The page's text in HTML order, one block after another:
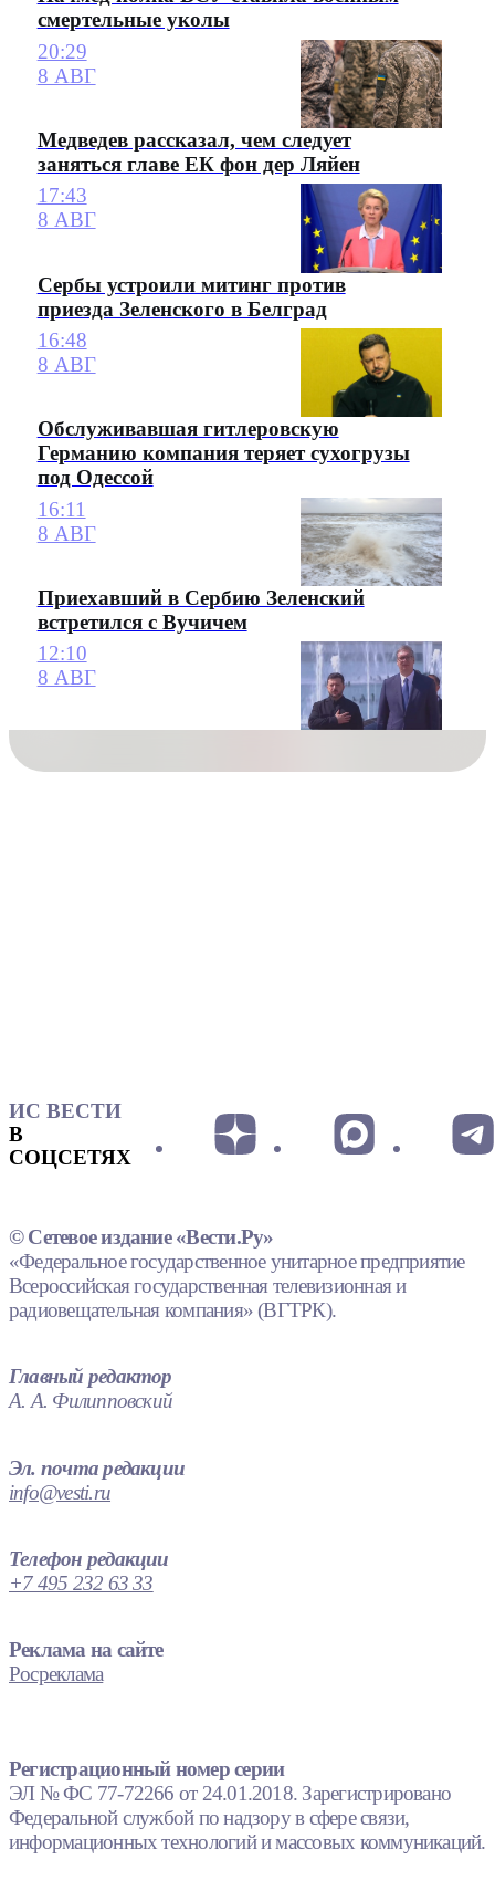
смертельные уколы
20:29
8 АВГ
Медведев рассказал, чем следует
заняться главе ЕК фон дер Ляйен
17:43
8 АВГ
Сербы устроили митинг против
приезда Зеленского в Белград
16:48
8 АВГ
Обслуживавшая гитлеровскую
Германию компания теряет сухогрузы
под Одессой
16:11
8 АВГ
Приехавший в Сербию Зеленский
встретился с Вучичем
12:10
8 АВГ
ИС ВЕСТИ
В
СОЦСЕТЯХ
© Сетевое издание «Вести.Ру»
«Федеральное государственное унитарное предприятие
Всероссийская государственная телевизионная и
радиовещательная компания» (ВГТРК).
Главный редактор
А. А. Филипповский
Эл. почта редакции
info@vesti.ru
Телефон редакции
+7 495 232 63 33
Реклама на сайте
Росреклама
Регистрационный номер серии
ЭЛ № ФС 77-72266 от 24.01.2018. Зарегистрировано
Федеральной службой по надзору в сфере связи,
информационных технологий и массовых коммуникаций.